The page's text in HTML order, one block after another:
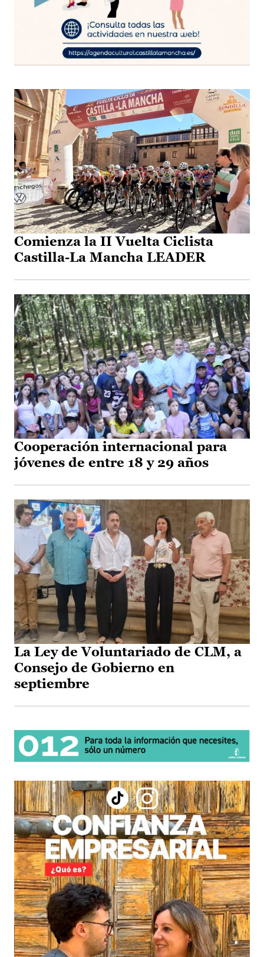
Comienza la II Vuelta Ciclista
Castilla-La Mancha LEADER
Cooperación internacional para
jóvenes de entre 18 y 29 años
La Ley de Voluntariado de CLM, a
Consejo de Gobierno en
septiembre